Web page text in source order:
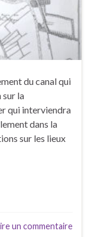
du canal qui
sur la
qui interviendra
dans la
sur les lieux
un commentaire